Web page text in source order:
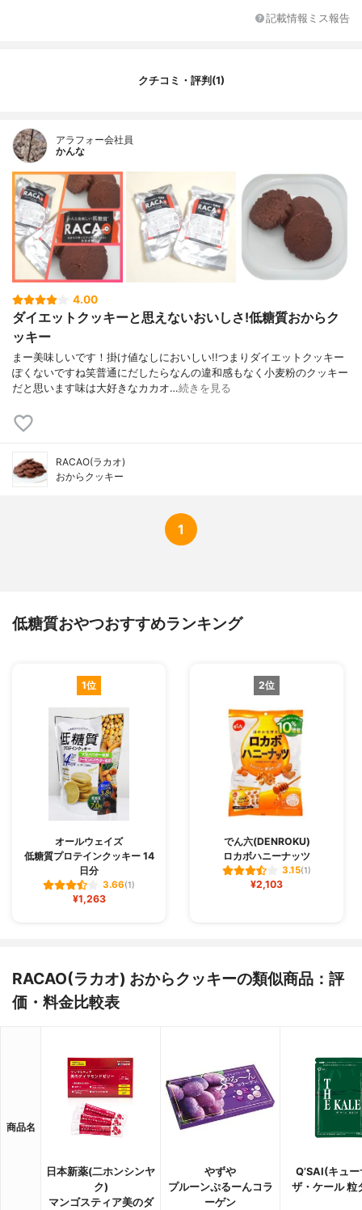
記載情報ミス報告
クチコミ・評判(1)
アラフォー会社員
かんな
4.00
ダイエットクッキーと思えないおいしさ!低糖質おからク
ッキー
まー美味しいです！掛け値なしにおいしい!!つまりダイエットクッキー
ぽくないですね笑普通にだしたらなんの違和感もなく小麦粉のクッキー
だと思います味は大好きなカカオ…続きを見る
RACAO(ラカオ)
おからクッキー
1
低糖質おやつおすすめランキング
1位
オールウェイズ
低糖質プロテインクッキー 14
日分
3.66(1)
¥1,263
2位
でん六(DENROKU)
ロカボハニーナッツ
3.15(1)
¥2,103
RACAO(ラカオ) おからクッキーの類似商品：評
価・料金比較表
商品名
日本新薬(二ホンシンヤ
ク)
マンゴスティア美のダ
やずや
プルーンぷるーんコラ
ーゲン
Q’SAI(キュ
ザ・ケール 粒